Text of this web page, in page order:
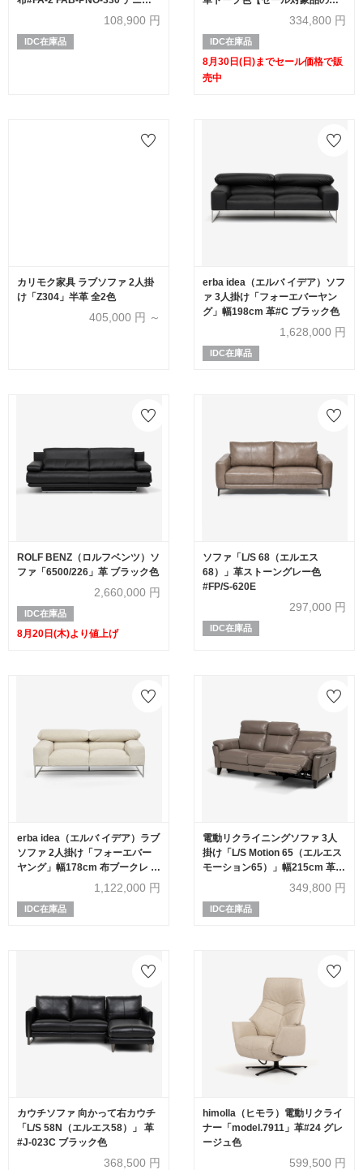
108,900 円
IDC在庫品
334,800 円
IDC在庫品
8月30日(日)までセール価格で販
売中
カリモク家具 ラブソファ 2人掛
け「Z304」半革 全2色
405,000 円 ～
erba idea（エルバ イデア）ソフ
ァ 3人掛け「フォーエバーヤン
グ」幅198cm 革#C ブラック色
1,628,000 円
IDC在庫品
ROLF BENZ（ロルフベンツ）ソ
ファ「6500/226」革 ブラック色
2,660,000 円
IDC在庫品
8月20日(木)より値上げ
ソファ「L/S 68（エルエス
68）」革ストーングレー色
#FP/S-620E
297,000 円
IDC在庫品
erba idea（エルバ イデア）ラブ
ソファ 2人掛け「フォーエバー
ヤング」幅178cm 布ブークレ ベ
1,122,000 円
IDC在庫品
電動リクライニングソファ 3人
掛け「L/S Motion 65（エルエス
モーション65）」幅215cm 革
#J/S-232E グラナイト色349,800 円
IDC在庫品
カウチソファ 向かって右カウチ
「L/S 58N（エルエス58）」 革
#J-023C ブラック色
368,500 円
himolla（ヒモラ）電動リクライ
ナー「model.7911」革#24 グレ
ージュ色
599,500 円